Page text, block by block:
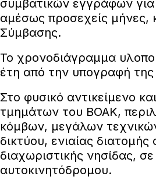
συμβατικών εγγράφων
αμέσως προσεχείς μήνες,
Σύμβασης.
Το χρονοδιάγραμμα
έτη από την υπογραφή
Στο φυσικό αντικείμενο
τμημάτων του ΒΟΑΚ,
κόμβων, μεγάλων
δικτύου, ενιαίας
διαχωριστικής νησίδας,
αυτοκινητόδρομου.